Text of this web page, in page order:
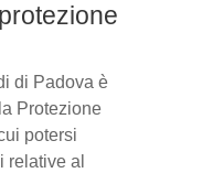
di Padova è
Protezione
potersi
relative al